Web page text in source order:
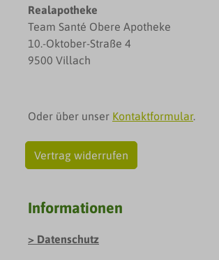
Realapotheke
Team Santé Obere Apotheke
10.-Oktober-Straße 4
9500 Villach
Oder über unser Kontaktformular.
Vertrag widerrufen
Informationen
Datenschutz